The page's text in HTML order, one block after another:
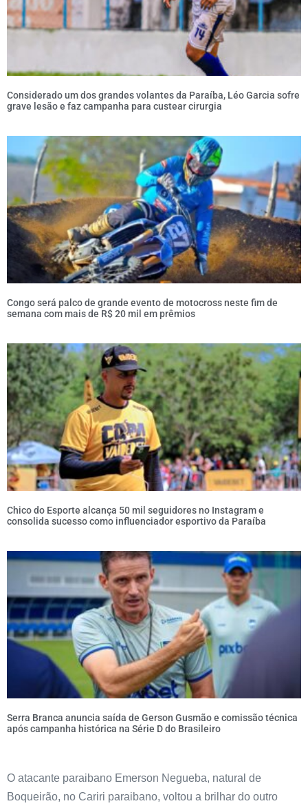
Considerado um dos grandes volantes da Paraíba, Léo Garcia sofre
grave lesão e faz campanha para custear cirurgia
Congo será palco de grande evento de motocross neste fim de
semana com mais de R$ 20 mil em prêmios
Chico do Esporte alcança 50 mil seguidores no Instagram e
consolida sucesso como influenciador esportivo da Paraíba
Serra Branca anuncia saída de Gerson Gusmão e comissão técnica
após campanha histórica na Série D do Brasileiro
O atacante paraibano Emerson Negueba, natural de
Boqueirão, no Cariri paraibano, voltou a brilhar do outro